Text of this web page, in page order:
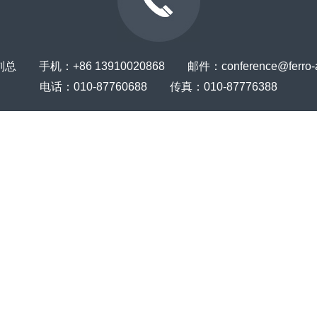
总 手机：+86 13910020868 邮件：conference@ferro-
电话：010-87760688 传真：010-87776388